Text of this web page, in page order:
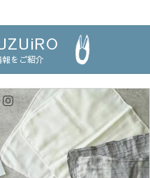
ンが当たるガチャガチャをお
届け♪ なんと… 🎁 最大
1,500円OFF 🎁 ハズレなし 🎁
参加した方全員にクーポンが
当たります！ 何が出るか
は、 ガチャを引いてからのお
楽しみ🤭✨ すでにご登録い
ただいている方は、 本日届く
お知らせをぜひチェックして
をご紹介